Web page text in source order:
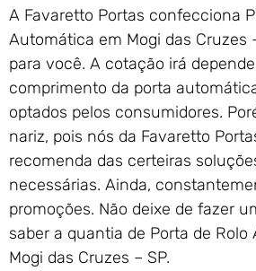
A Favaretto Portas confecciona
Automática em Mogi das Cruzes
para você. A cotação irá
comprimento da porta
optados pelos consumidores.
nariz, pois nós da Favaretto
recomenda das certeiras
necessárias. Ainda,
promoções. Não deixe de fazer
saber a quantia de Porta de
Mogi das Cruzes – SP.